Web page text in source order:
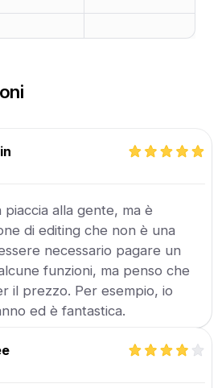
alla gente, ma è
di editing che non è una
necessario pagare un
funzioni, ma penso che
il prezzo. Per esempio, io
ed è fantastica.